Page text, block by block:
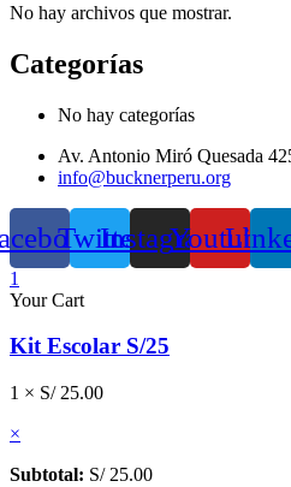
No hay archivos que mostrar.
Categorías
No hay categorías
Av. Antonio Miró Quesada
info@bucknerperu.org
TwitterInstagramYoutube
1
Your Cart
Kit Escolar S/25
1 × S/25.00
×
Subtotal: S/25.00